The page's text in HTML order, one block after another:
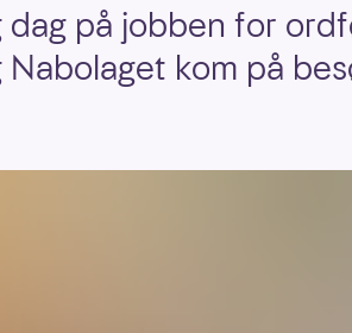
på jobben for
kom på